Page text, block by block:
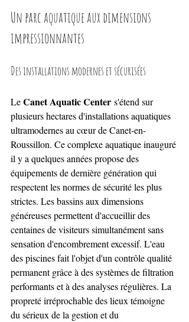
Un parc aquatique aux dimensions
impressionnantes
Des installations modernes et sécurisées
Le Canet Aquatic Center s'étend sur
plusieurs hectares d'installations aquatiques
ultramodernes au cœur de Canet-en-
Roussillon. Ce complexe aquatique inauguré
il y a quelques années propose des
équipements de dernière génération qui
respectent les normes de sécurité les plus
strictes. Les bassins aux dimensions
généreuses permettent d'accueillir des
centaines de visiteurs simultanément sans
sensation d'encombrement excessif. L'eau
des piscines fait l'objet d'un contrôle qualité
permanent grâce à des systèmes de filtration
performants et à des analyses régulières. La
propreté irréprochable des lieux témoigne
du sérieux de la gestion et du